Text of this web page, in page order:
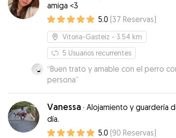
amiga <3
5.0 (37 Reservas)
Vitoria-Gasteiz - 3.54 km
5 Usuarios recurrentes
“Buen trato y amable con el perro
persona”
Vanessa · Alojamiento y guardería
día.
5.0 (90 Reservas)